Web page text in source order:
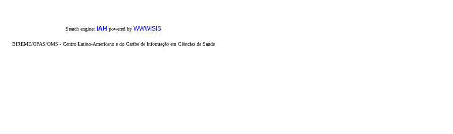
Search engine: iAH powered by WWWISIS
BIREME/OPAS/OMS - Centro Latino-Americano e do Caribe de Informação em Ciências da Saúde